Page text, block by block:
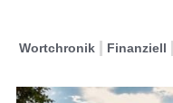
Wortchronik Finanziell